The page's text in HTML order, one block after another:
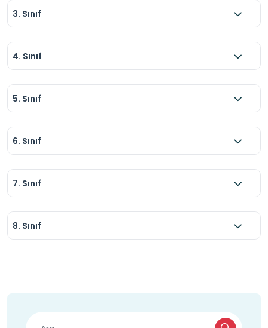
3. Sınıf
4. Sınıf
5. Sınıf
6. Sınıf
7. Sınıf
8. Sınıf